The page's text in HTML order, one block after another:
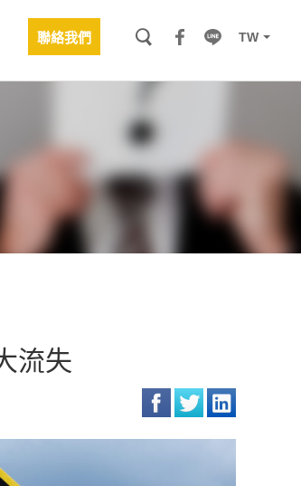
TW
聯絡我們
流失